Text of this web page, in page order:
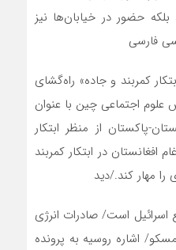
حضور در خیابان‌ها نیز
فارسی
کمربند و جاده» راه‌گشای
اجتماعی چین با عنوان
پاکستان از منظر ابتکار
افغانستان در ابتکار کمربند
مهار کند./دید
اسرائیل است/ صادرات انرژی
اشاره روسیه به پرونده